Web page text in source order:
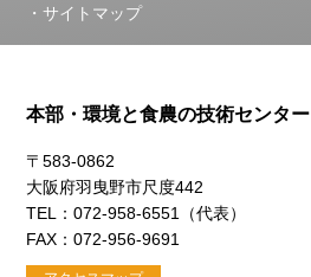
サイトマップ
本部・環境と食農の技術センター
〒583-0862
大阪府羽曳野市尺度442
TEL：072-958-6551（代表）
FAX：072-956-9691